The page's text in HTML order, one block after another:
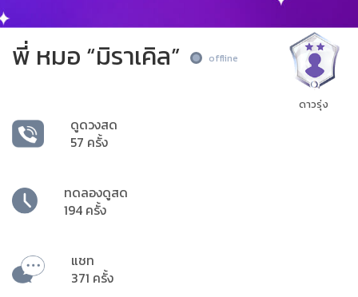
พี่ หมอ “มิราเคิล” offline
ดูดวงสด
57 ครั้ง
ทดลองดูสด
194 ครั้ง
แชท
371 ครั้ง
ดาวรุ่ง